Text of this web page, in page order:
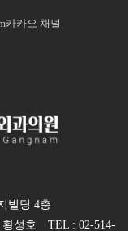
카카오 채널
빌딩 4층
황성호 TEL : 02-514-